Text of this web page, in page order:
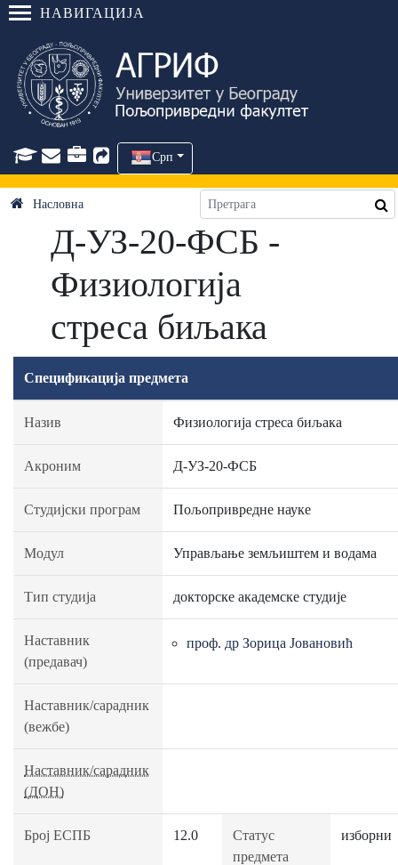
НАВИГАЦИЈА
Срп
Насловна
Д-УЗ-20-ФСБ -
Физиологија
стреса биљака
Спецификација предмета
Назив Физиологија стреса биљака
Акроним Д-УЗ-20-ФСБ
Студијски програм Пољопривредне науке
Модул Управљање земљиштем и водама
Тип студија докторске академске студије
Наставник
(предавач)
проф. др Зорица Јовановић
Наставник/сарадник
(вежбе)
Наставник/сарадник
(ДОН)
Број ЕСПБ 12.0
Статус
предмета
изборни